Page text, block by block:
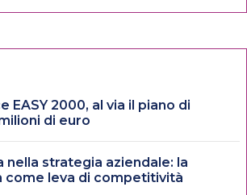
EASY 2000, al via il piano di
di euro
nella strategia aziendale: la
come leva di competitività